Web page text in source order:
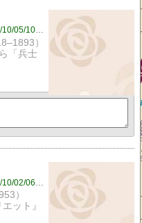
http://hmhmhm.hatenablog.com/entry/2016/10/05/100433
）
「兵士
）
ット』